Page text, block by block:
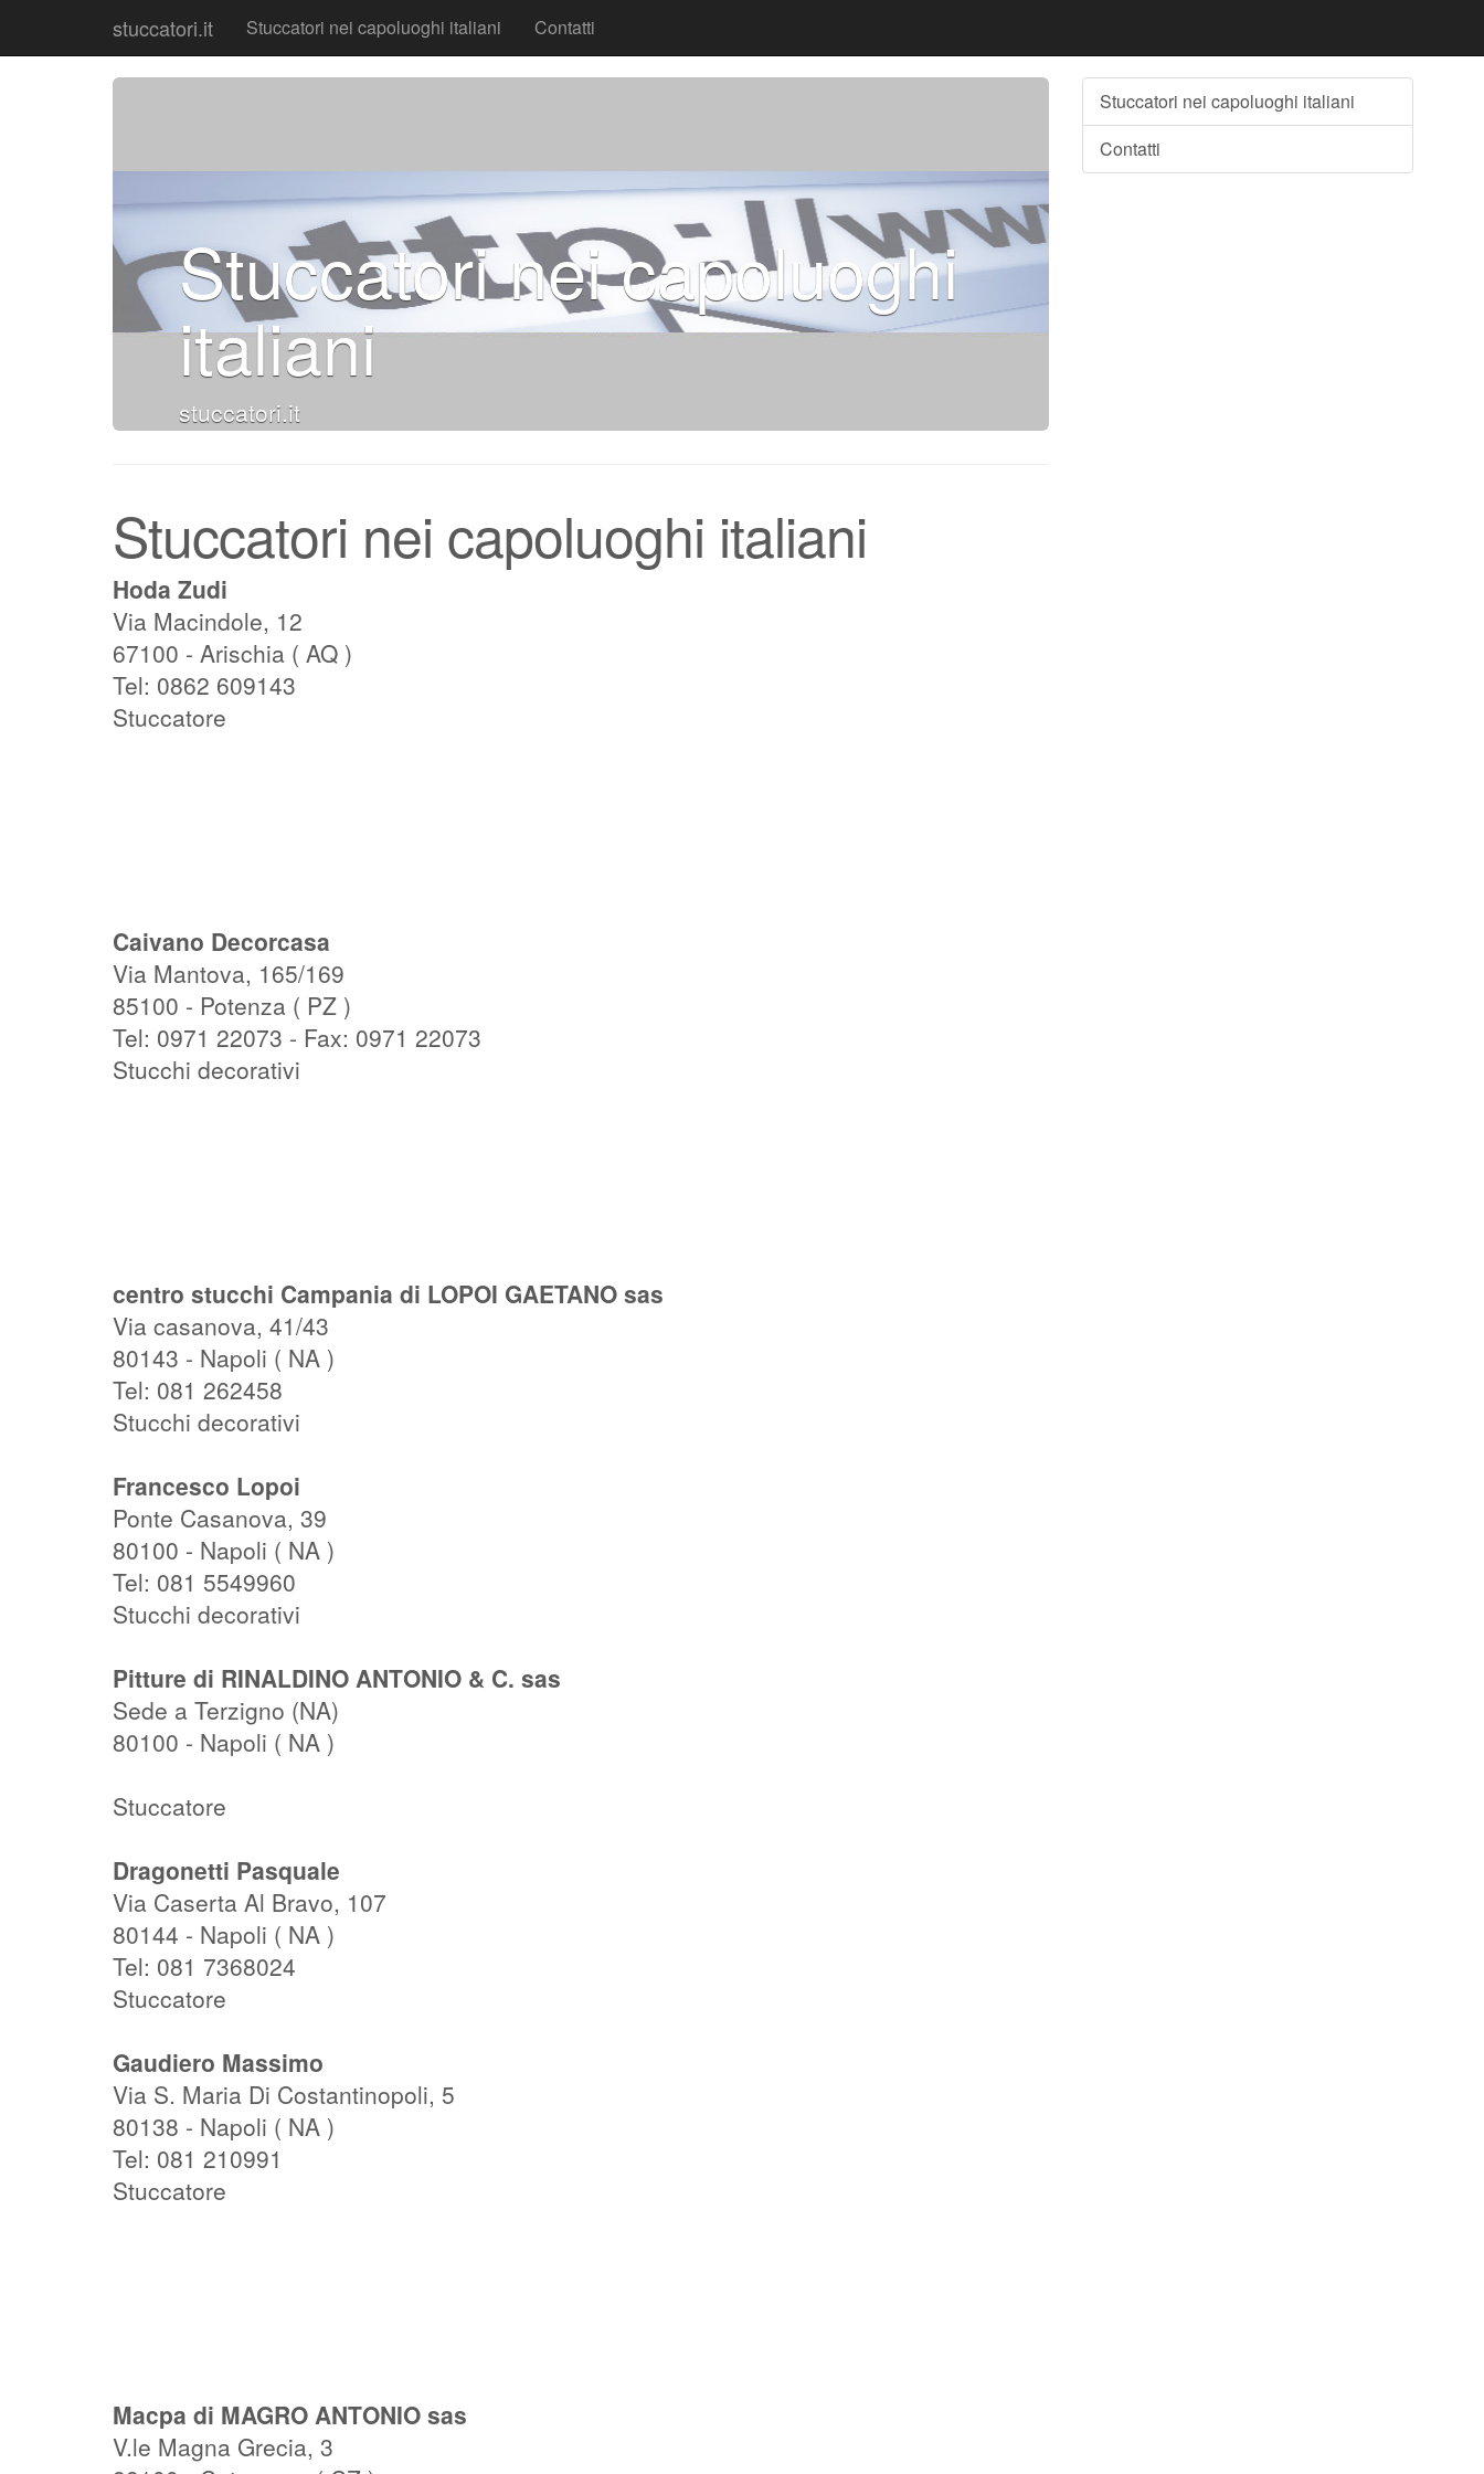
stuccatori.it Stuccatori nei capoluoghi italiani Contatti
Stuccatori nei capoluoghi
italiani
stuccatori.it
Stuccatori nei capoluoghi italiani
Hoda Zudi
Via Macindole, 12
67100 - Arischia ( AQ )
Tel: 0862 609143
Stuccatore
Caivano Decorcasa
Via Mantova, 165/169
85100 - Potenza ( PZ )
Tel: 0971 22073 - Fax: 0971 22073
Stucchi decorativi
centro stucchi Campania di LOPOI GAETANO sas
Via casanova, 41/43
80143 - Napoli ( NA )
Tel: 081 262458
Stucchi decorativi
Francesco Lopoi
Ponte Casanova, 39
80100 - Napoli ( NA )
Tel: 081 5549960
Stucchi decorativi
Pitture di RINALDINO ANTONIO & C. sas
Sede a Terzigno (NA)
80100 - Napoli ( NA )
Stuccatore
Dragonetti Pasquale
Via Caserta Al Bravo, 107
80144 - Napoli ( NA )
Tel: 081 7368024
Stuccatore
Gaudiero Massimo
Via S. Maria Di Costantinopoli, 5
80138 - Napoli ( NA )
Tel: 081 210991
Stuccatore
Macpa di MAGRO ANTONIO sas
V.le Magna Grecia, 3
Stuccatori nei capoluoghi italiani
Contatti